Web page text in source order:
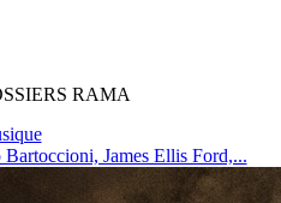
RAMA
James Ellis Ford,...